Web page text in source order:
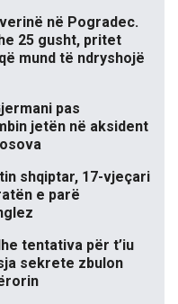
në Pogradec.
25 gusht, pritet
mund të ndryshojë
pas
jetën në aksident
shqiptar, 17-vjeçari
e parë
tentativa për t’iu
sekrete zbulon